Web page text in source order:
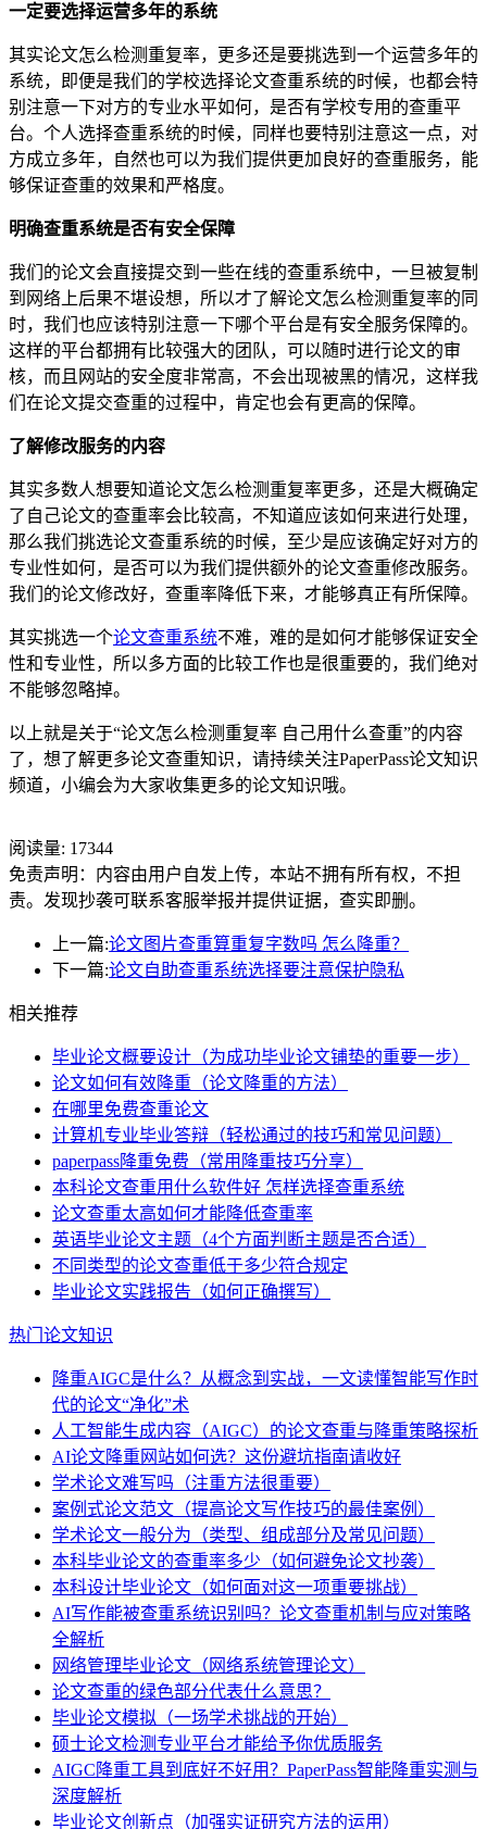
一定要选择运营多年的系统
其实论文怎么检测重复率，更多还是要挑选到一个运营多年的
系统，即便是我们的学校选择论文查重系统的时候，也都会特
别注意一下对方的专业水平如何，是否有学校专用的查重平
台。个人选择查重系统的时候，同样也要特别注意这一点，对
方成立多年，自然也可以为我们提供更加良好的查重服务，能
够保证查重的效果和严格度。
明确查重系统是否有安全保障
我们的论文会直接提交到一些在线的查重系统中，一旦被复制
到网络上后果不堪设想，所以才了解论文怎么检测重复率的同
时，我们也应该特别注意一下哪个平台是有安全服务保障的。
这样的平台都拥有比较强大的团队，可以随时进行论文的审
核，而且网站的安全度非常高，不会出现被黑的情况，这样我
们在论文提交查重的过程中，肯定也会有更高的保障。
了解修改服务的内容
其实多数人想要知道论文怎么检测重复率更多，还是大概确定
了自己论文的查重率会比较高，不知道应该如何来进行处理，
那么我们挑选论文查重系统的时候，至少是应该确定好对方的
专业性如何，是否可以为我们提供额外的论文查重修改服务。
我们的论文修改好，查重率降低下来，才能够真正有所保障。
其实挑选一个论文查重系统不难，难的是如何才能够保证安全
性和专业性，所以多方面的比较工作也是很重要的，我们绝对
不能够忽略掉。
以上就是关于“论文怎么检测重复率 自己用什么查重”的内容
了，想了解更多论文查重知识，请持续关注PaperPass论文知识
频道，小编会为大家收集更多的论文知识哦。
阅读量: 17344
免责声明：内容由用户自发上传，本站不拥有所有权，不担
责。发现抄袭可联系客服举报并提供证据，查实即删。
上一篇:论文图片查重算重复字数吗 怎么降重？
下一篇:论文自助查重系统选择要注意保护隐私
相关推荐
毕业论文概要设计（为成功毕业论文铺垫的重要一步）
论文如何有效降重（论文降重的方法）
在哪里免费查重论文
计算机专业毕业答辩（轻松通过的技巧和常见问题）
paperpass降重免费（常用降重技巧分享）
本科论文查重用什么软件好 怎样选择查重系统
论文查重太高如何才能降低查重率
英语毕业论文主题（4个方面判断主题是否合适）
不同类型的论文查重低于多少符合规定
毕业论文实践报告（如何正确撰写）
热门论文知识
降重AIGC是什么？从概念到实战，一文读懂智能写作时
代的论文“净化”术
人工智能生成内容（AIGC）的论文查重与降重策略探析
AI论文降重网站如何选？这份避坑指南请收好
学术论文难写吗（注重方法很重要）
案例式论文范文（提高论文写作技巧的最佳案例）
学术论文一般分为（类型、组成部分及常见问题）
本科毕业论文的查重率多少（如何避免论文抄袭）
本科设计毕业论文（如何面对这一项重要挑战）
AI写作能被查重系统识别吗？论文查重机制与应对策略
全解析
网络管理毕业论文（网络系统管理论文）
论文查重的绿色部分代表什么意思？
毕业论文模拟（一场学术挑战的开始）
硕士论文检测专业平台才能给予你优质服务
AIGC降重工具到底好不好用？PaperPass智能降重实测与
深度解析
毕业论文创新点（加强实证研究方法的运用）